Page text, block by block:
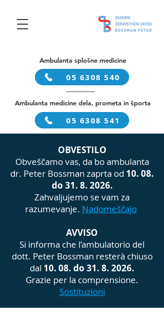
05 6308 541
05 6308 540
Ambulanta splošne medicine
Ambulanta medicine dela, prometa in športa
OBVESTILO
Obveščamo vas, da bo ambulanta
dr. Peter Bossman zaprta od 10. 08.
do 31. 8. 2026.
Zahvaljujemo se vam za
razumevanje. Nadomeščajo
AVVISO
Si informa che l’ambulatorio del
dott. Peter Bossman resterà chiuso
dal 10. 08. do 31. 8. 2026.
Grazie per la comprensione.
Sostituzioni